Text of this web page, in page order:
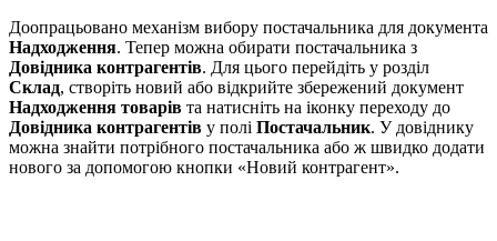
Доопрацьовано механізм вибору постачальника для документа
Надходження. Тепер можна обирати постачальника з
Довідника контрагентів. Для цього перейдіть у розділ
Склад, створіть новий або відкрийте збережений документ
Надходження товарів та натисніть на іконку переходу до
Довідника контрагентів у полі Постачальник. У довіднику
можна знайти потрібного постачальника або ж швидко додати
нового за допомогою кнопки «Новий контрагент».